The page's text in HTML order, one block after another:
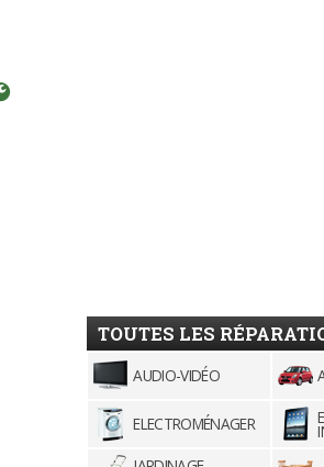
TOUTES LES
AUDIO-VIDÉO
ELECTROMÉNAGER